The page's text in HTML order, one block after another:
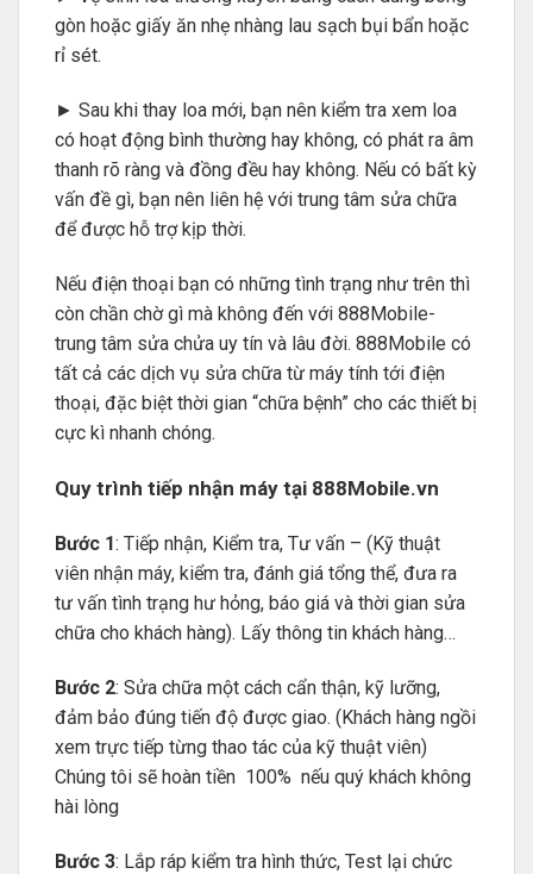
gòn hoặc giấy ăn nhẹ nhàng lau sạch bụi bẩn hoặc
rỉ sét.
► Sau khi thay loa mới, bạn nên kiểm tra xem loa
có hoạt động bình thường hay không, có phát ra âm
thanh rõ ràng và đồng đều hay không. Nếu có bất kỳ
vấn đề gì, bạn nên liên hệ với trung tâm sửa chữa
để được hỗ trợ kịp thời.
Nếu điện thoại bạn có những tình trạng như trên thì
còn chần chờ gì mà không đến với 888Mobile-
trung tâm sửa chửa uy tín và lâu đời. 888Mobile có
tất cả các dịch vụ sửa chữa từ máy tính tới điện
thoại, đặc biệt thời gian “chữa bệnh” cho các thiết bị
cực kì nhanh chóng.
Quy trình tiếp nhận máy tại 888Mobile.vn
Bước 1: Tiếp nhận, Kiểm tra, Tư vấn – (Kỹ thuật
viên nhận máy, kiểm tra, đánh giá tổng thể, đưa ra
tư vấn tình trạng hư hỏng, báo giá và thời gian sửa
chữa cho khách hàng). Lấy thông tin khách hàng…
Bước 2: Sửa chữa một cách cẩn thận, kỹ lưỡng,
đảm bảo đúng tiến độ được giao. (Khách hàng ngồi
xem trực tiếp từng thao tác của kỹ thuật viên)
Chúng tôi sẽ hoàn tiền 100% nếu quý khách không
hài lòng
Bước 3: Lắp ráp kiểm tra hình thức, Test lại chức